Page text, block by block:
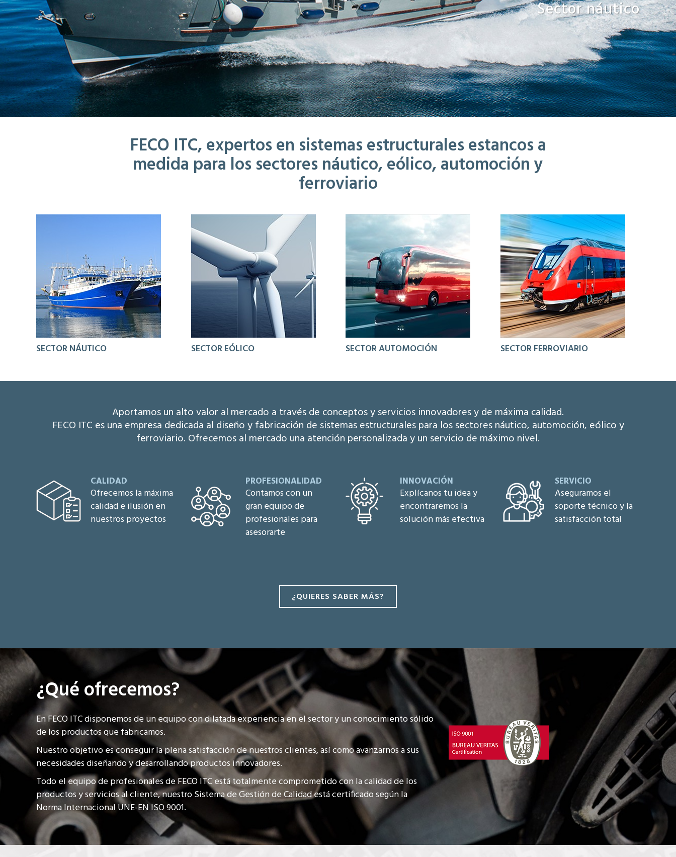
Sector náutico
FECO ITC, expertos en sistemas estructurales estancos a
medida para los sectores náutico, eólico, automoción y
ferroviario
SECTOR NÁUTICO SECTOR EÓLICO SECTOR AUTOMOCIÓN SECTOR FERROVIARIO
Aportamos un alto valor al mercado a través de conceptos y servicios innovadores y de máxima calidad.
FECO ITC es una empresa dedicada al diseño y fabricación de sistemas estructurales para los sectores náutico, automoción, eólico y
ferroviario. Ofrecemos al mercado una atención personalizada y un servicio de máximo nivel.
CALIDAD
Ofrecemos la máxima
calidad e ilusión en
nuestros proyectos
PROFESIONALIDAD
Contamos con un
gran equipo de
profesionales para
asesorarte
INNOVACIÓN
Explícanos tu idea y
encontraremos la
solución más efectiva
SERVICIO
Aseguramos el
soporte técnico y la
satisfacción total
¿QUIERES SABER MÁS?
¿Qué ofrecemos?
En FECO ITC disponemos de un equipo con dilatada experiencia en el sector y un conocimiento sólido
de los productos que fabricamos.
Nuestro objetivo es conseguir la plena satisfacción de nuestros clientes, así como avanzarnos a sus
necesidades diseñando y desarrollando productos innovadores.
Todo el equipo de profesionales de FECO ITC está totalmente comprometido con la calidad de los
productos y servicios al cliente, nuestro Sistema de Gestión de Calidad está certificado según la
Norma Internacional UNE-EN ISO 9001.